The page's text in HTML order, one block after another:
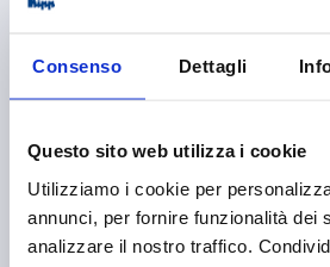
Consenso Dettagli
Questo sito web utilizza i cookie
Utilizziamo i cookie per
annunci, per fornire funzionalità dei
analizzare il nostro traffico.
Order number: K1369.100
plus sales tax
plus shipping costs
PRODUCT DETAILS